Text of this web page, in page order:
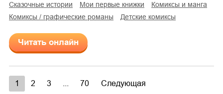
сказочные истории
мои первые книжки
комиксы и манга
комиксы / графические романы
детские комиксы
Читать онлайн
1 2 3 70 Следующая